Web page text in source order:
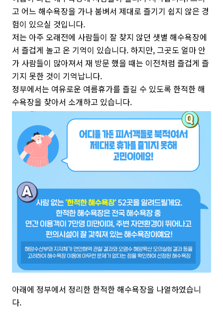
고 어느 해수욕장을 가나 붐벼서 제대로 즐기기 쉽지 않은 경
험이 있으실 것입니다.
저는 아주 오래전에 사람들이 잘 찾지 않던 샛별 해수욕장에
서 즐겁게 놀고 온 기억이 있습니다. 하지만, 그곳도 얼마 안
가 사람들이 많아져서 재 방문 했을 때는 이전처럼 즐겁게 즐
기지 못한 것이 기억납니다.
정부에서는 여유로운 여름휴가를 즐길 수 있도록 한적한 해
수욕장을 찾아서 소개하고 있습니다.
아래에 정부에서 정리한 한적한 해수욕장을 나열하였습니
다.